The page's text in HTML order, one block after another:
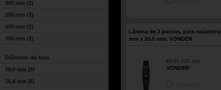
300 mm (2)
305 mm (2)
330 mm (2)
350 mm (2)
Diâmetro do furo
20,0 mm (6)
25,4 mm (6)
Lâmina de 2 pontas, para
mm x 20,0 mm, VONDER
68.05.220.350
VONDER